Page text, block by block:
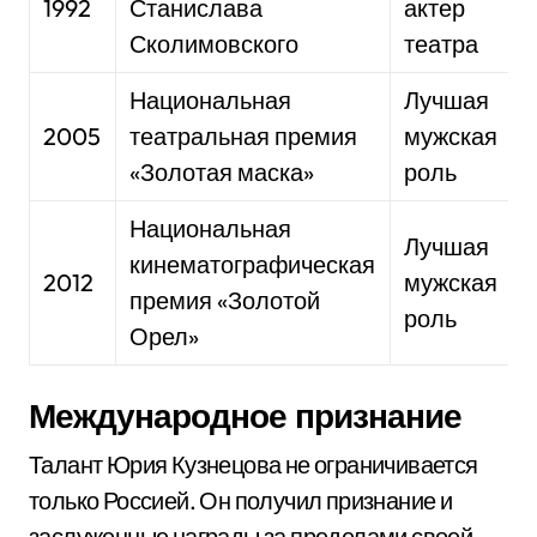
1992
Станислава
Сколимовского
актер
театра
2005
Национальная
театральная премия
«Золотая маска»
Лучшая
мужская
роль
2012
Национальная
кинематографическая
премия «Золотой
Орел»
Лучшая
мужская
роль
Международное признание
Талант Юрия Кузнецова не ограничивается
только Россией. Он получил признание и